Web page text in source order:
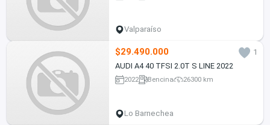
Valparaíso
$29.490.000
1
AUDI A4 40 TFSI 2.0T S LINE 2022
2022 Bencina 26300 km
Lo Barnechea